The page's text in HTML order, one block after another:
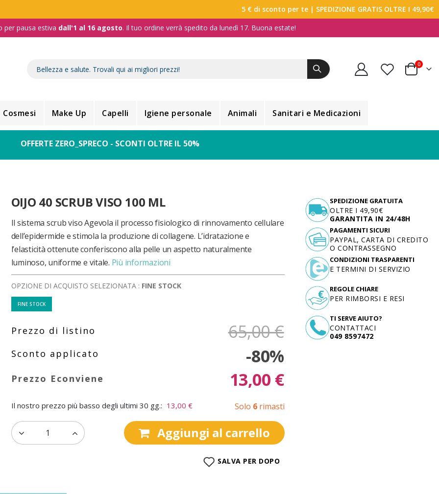
5 € di sconto per te | SPEDIZIONE GRATIS OLTRE I 49,90€
per pausa estiva dall'1 al 16 agosto. Il tuo ordine verrà spedito da lunedì 17. Buona estate!
Carrello
0
Cosmesi Make Up Capelli Igiene personale Animali Sanitari e Medicazioni
OFFERTE ZERO_SPRECO - SCONTI OLTRE IL 50%
OIJO 40 SCRUB VISO 100 ML
Il sistema scrub viso Agevola il processo fisiologico di rinnovamento cellulare
dell’epidermide e stimola la produzione di collagene. L’idratazione e
l’elasticità ottenute conferiscono alla pelle un aspetto naturalmente
luminoso, uniforme e vitale. Più informazioni
OPZIONE DI ACQUISTO SELEZIONATA : FINE STOCK
FINE STOCK
65,00 €
-80%
13,00 €
Il nostro prezzo più basso degli ultimi 30 gg.: 13,00 € Solo 6rimasti
Aggiungi al carrello
SALVA PER DOPO
SPEDIZIONE GRATUITA
OLTRE I 49,90€
GARANTITA IN 24/48H
TI SERVE AIUTO?
CONTATTACI
049 8597472
PAGAMENTI SICURI
PAYPAL, CARTA DI CREDITO
O CONTRASSEGNO
CONDIZIONI TRASPARENTI
E TERMINI DI SERVIZIO
REGOLE CHIARE
PER RIMBORSI E RESI